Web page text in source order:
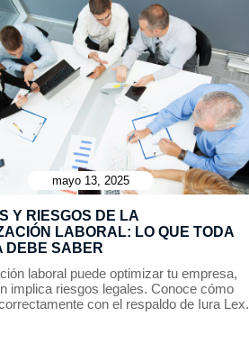
mayo 13, 2025
Y RIESGOS DE LA
LABORAL: LO QUE TODA
DEBE SABER
laboral puede optimizar tu empresa,
implica riesgos legales. Conoce cómo
con el respaldo de Iura Lex.